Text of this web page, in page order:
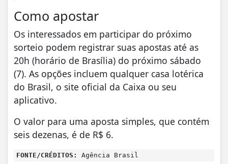
Como apostar
Os interessados em participar do próximo
sorteio podem registrar suas apostas até as
20h (horário de Brasília) do próximo sábado
(7). As opções incluem qualquer casa lotérica
do Brasil, o site oficial da Caixa ou seu
aplicativo.
O valor para uma aposta simples, que contém
seis dezenas, é de R$ 6.
FONTE/CRÉDITOS: Agência Brasil